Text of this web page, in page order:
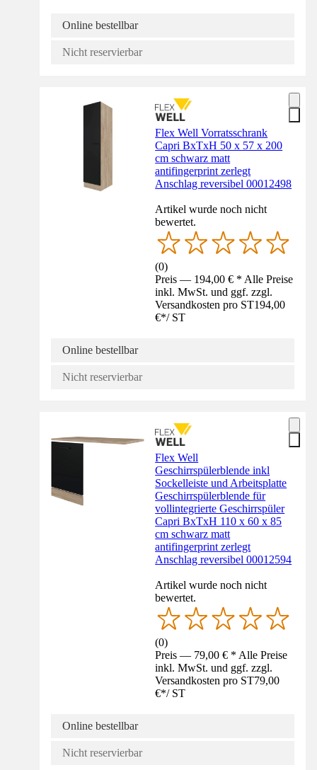
Online bestellbar
Nicht reservierbar
Flex Well Vorratsschrank
Capri BxTxH 50 x 57 x 200
cm schwarz matt
antifingerprint zerlegt
Anschlag reversibel 00012498
Artikel wurde noch nicht
bewertet.
(0)
Preis — 194,00 € * Alle Preise
inkl. MwSt. und ggf. zzgl.
Versandkosten pro ST194,00
€*/ ST
Online bestellbar
Nicht reservierbar
Flex Well
Geschirrspülerblende inkl
Sockelleiste und Arbeitsplatte
Geschirrspülerblende für
vollintegrierte Geschirrspüler
Capri BxTxH 110 x 60 x 85
cm schwarz matt
antifingerprint zerlegt
Anschlag reversibel 00012594
Artikel wurde noch nicht
bewertet.
(0)
Preis — 79,00 € * Alle Preise
inkl. MwSt. und ggf. zzgl.
Versandkosten pro ST79,00
€*/ ST
Online bestellbar
Nicht reservierbar